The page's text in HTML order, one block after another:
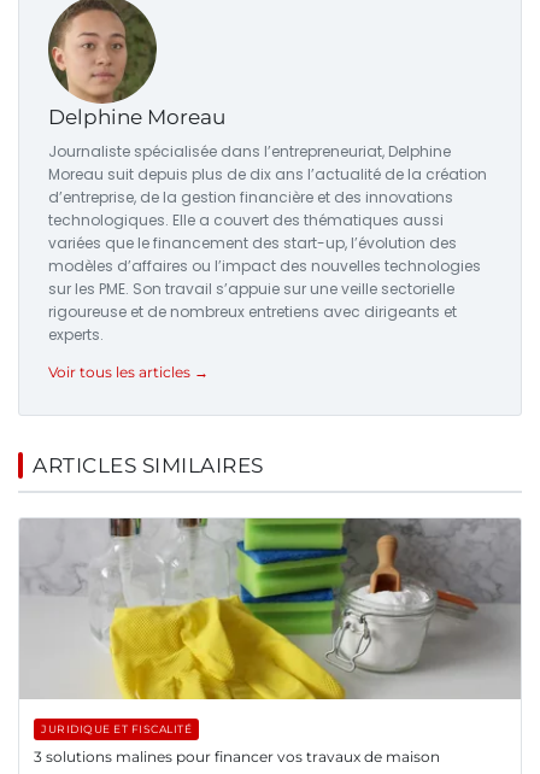
Delphine Moreau
Journaliste spécialisée dans l’entrepreneuriat, Delphine
Moreau suit depuis plus de dix ans l’actualité de la création
d’entreprise, de la gestion financière et des innovations
technologiques. Elle a couvert des thématiques aussi
variées que le financement des start-up, l’évolution des
modèles d’affaires ou l’impact des nouvelles technologies
sur les PME. Son travail s’appuie sur une veille sectorielle
rigoureuse et de nombreux entretiens avec dirigeants et
experts.
Voir tous les articles →
ARTICLES SIMILAIRES
JURIDIQUE ET FISCALITÉ
3 solutions malines pour financer vos travaux de maison